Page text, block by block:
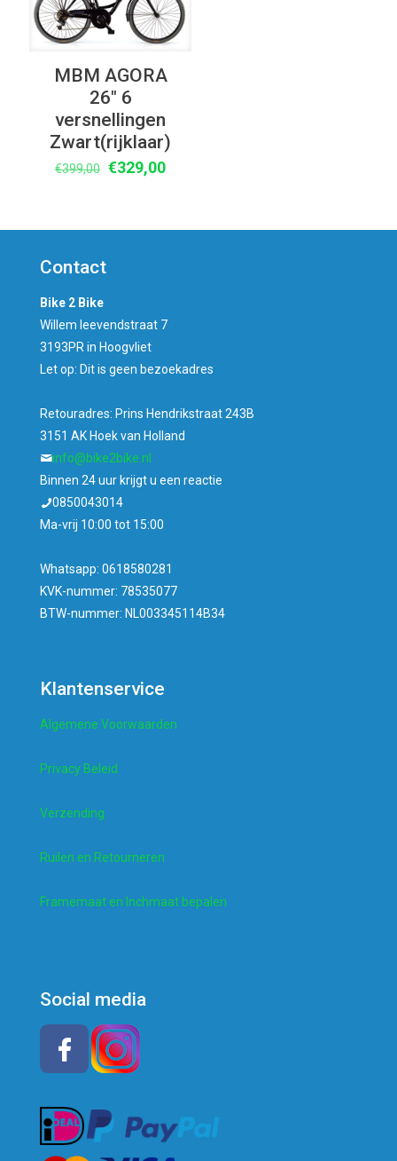
MBM AGORA
26″ 6
versnellingen
Zwart(rijklaar)
€399,00 Oorspronkelijke
€399,00.
€329,00Huidige
€329,00.
Contact
Bike 2 Bike
Willem leevendstraat 7
3193PR in Hoogvliet
Let op: Dit is geen bezoekadres
Retouradres: Prins Hendrikstraat 243B
3151 AK Hoek van Holland
info@bike2bike.nl
Binnen 24 uur krijgt u een reactie
0850043014
Ma-vrij 10:00 tot 15:00
Whatsapp: 0618580281
KVK-nummer: 78535077
BTW-nummer: NL003345114B34
Klantenservice
Algemene Voorwaarden
Privacy Beleid
Verzending
Ruilen en Retourneren
Framemaat en Inchmaat bepalen
Social media